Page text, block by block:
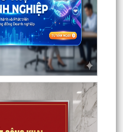
cuốn lá nhỏ lứa 5 gây
bố công khai thủ tục
mới, được sửa đổi, bổ
hoạt động trước khi
thông tin di động công